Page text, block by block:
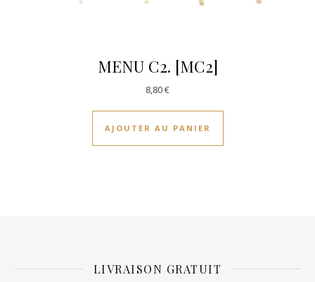
MENU C2. [MC2]
8,80€
AJOUTER AU PANIER
LIVRAISON GRATUIT